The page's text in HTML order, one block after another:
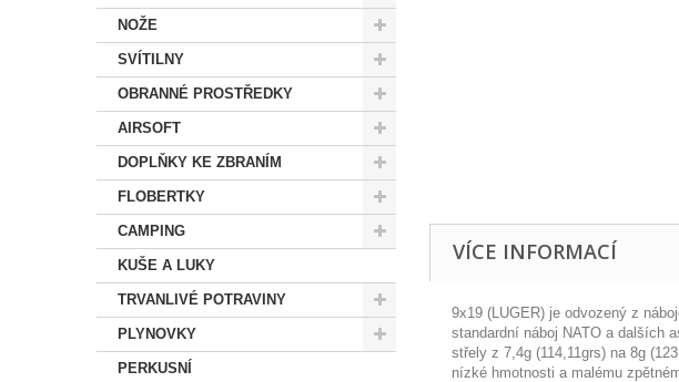
NOŽE
SVÍTILNY
OBRANNÉ PROSTŘEDKY
AIRSOFT
DOPLŇKY KE ZBRANÍM
FLOBERTKY
CAMPING
KUŠE A LUKY
TRVANLIVÉ POTRAVINY
PLYNOVKY
PERKUSNÍ
VÍCE INFORMACÍ
9x19 (LUGER) je odvozený z
standardní náboj NATO a dalších
střely z 7,4g (114,11grs) na 8g
nízké hmotnosti a malému